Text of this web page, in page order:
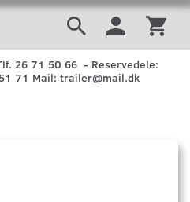
26 71 50 66 - Reservedele:
71 Mail: trailer@mail.dk